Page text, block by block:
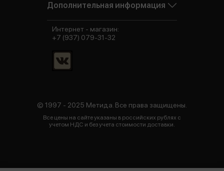
Дополнительная информация
© 1997 - 2025 Метида. Все права защищены.
Все цены на сайте указаны в российских рублях с
учетом НДС и без учета стоимости доставки.
Интернет - магазин:
+7 (937) 079-31-32